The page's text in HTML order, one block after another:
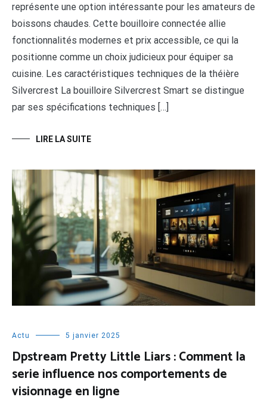
représente une option intéressante pour les amateurs de
boissons chaudes. Cette bouilloire connectée allie
fonctionnalités modernes et prix accessible, ce qui la
positionne comme un choix judicieux pour équiper sa
cuisine. Les caractéristiques techniques de la théière
Silvercrest La bouilloire Silvercrest Smart se distingue
par ses spécifications techniques […]
LIRE LA SUITE
Actu 5 janvier 2025
Dpstream Pretty Little Liars : Comment la
serie influence nos comportements de
visionnage en ligne